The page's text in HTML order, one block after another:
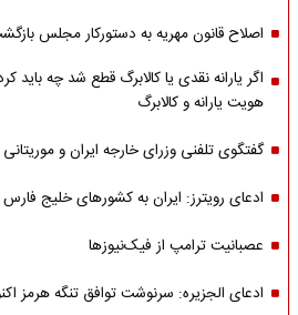
اصلاح قانون مهریه به دستورکار مجلس
اگر یارانه نقدی یا کالابرگ قطع شد چه باید
هویت یارانه و کالابرگ
گفتگوی تلفنی وزرای خارجه ایران و موریتانی
ادعای رویترز: ایران به کشورهای خلیج
عصبانیت ترامپ از فیک‌نیوزها
ادعای الجزیره: سرنوشت توافق تنگه هرمز